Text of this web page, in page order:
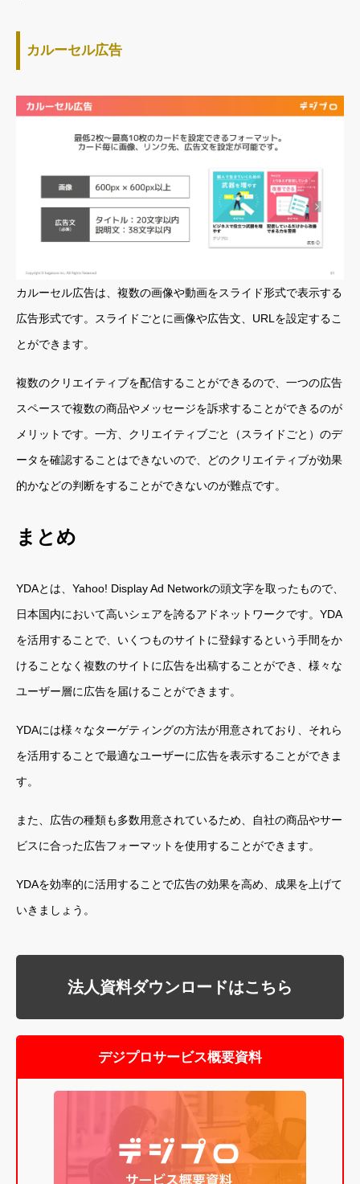
カルーセル広告
カルーセル広告は、複数の画像や動画をスライド形式で表示する
広告形式です。スライドごとに画像や広告文、URLを設定するこ
とができます。
複数のクリエイティブを配信することができるので、一つの広告
スペースで複数の商品やメッセージを訴求することができるのが
メリットです。一方、クリエイティブごと（スライドごと）のデ
ータを確認することはできないので、どのクリエイティブが効果
的かなどの判断をすることができないのが難点です。
まとめ
YDAとは、Yahoo! Display Ad Networkの頭文字を取ったもので、
日本国内において高いシェアを誇るアドネットワークです。YDA
を活用することで、いくつものサイトに登録するという手間をか
けることなく複数のサイトに広告を出稿することができ、様々な
ユーザー層に広告を届けることができます。
YDAには様々なターゲティングの方法が用意されており、それら
を活用することで最適なユーザーに広告を表示することができま
す。
また、広告の種類も多数用意されているため、自社の商品やサー
ビスに合った広告フォーマットを使用することができます。
YDAを効率的に活用することで広告の効果を高め、成果を上げて
いきましょう。
法人資料ダウンロードはこちら
デジプロサービス概要資料